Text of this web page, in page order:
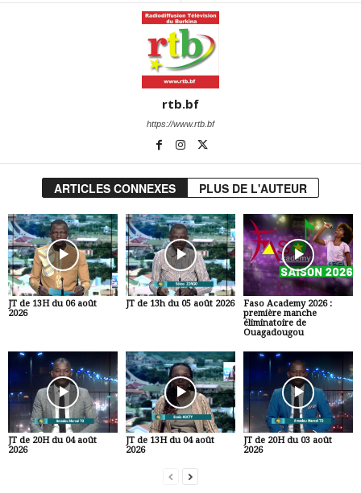
rtb.bf
https://www.rtb.bf
ARTICLES CONNEXES PLUS DE L'AUTEUR
JT de 13H du 06 août
2026
JT de 13h du 05 août 2026
Faso Academy 2026 :
première manche
éliminatoire de
Ouagadougou
JT de 20H du 04 août
2026
JT de 13H du 04 août
2026
JT de 20H du 03 août
2026